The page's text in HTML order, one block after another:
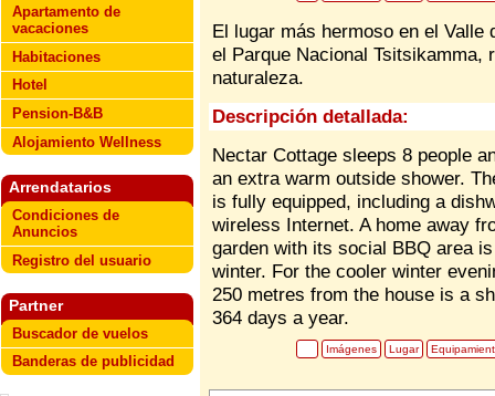
Apartamento de
vacaciones
Habitaciones
Hotel
Pension-B&B
Alojamiento Wellness
Arrendatarios
Condiciones de
Anuncios
Registro del usuario
Partner
Buscador de vuelos
Banderas de publicidad
El lugar más hermoso en el
el Parque Nacional Tsitsikamma,
naturaleza.
Descripción detallada:
Nectar Cottage sleeps 8 people
an extra warm outside shower.
is fully equipped, including a
wireless Internet. A home away
garden with its social BBQ area
winter. For the cooler winter
250 metres from the house is a
364 days a year.
Imágenes Lugar